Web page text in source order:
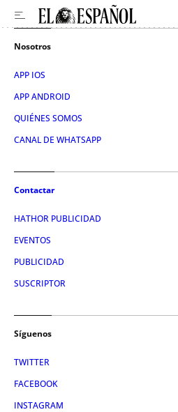
Nosotros
APP IOS
APP ANDROID
QUIÉNES SOMOS
CANAL DE WHATSAPP
Contactar
HATHOR PUBLICIDAD
EVENTOS
PUBLICIDAD
SUSCRIPTOR
Síguenos
TWITTER
FACEBOOK
INSTAGRAM